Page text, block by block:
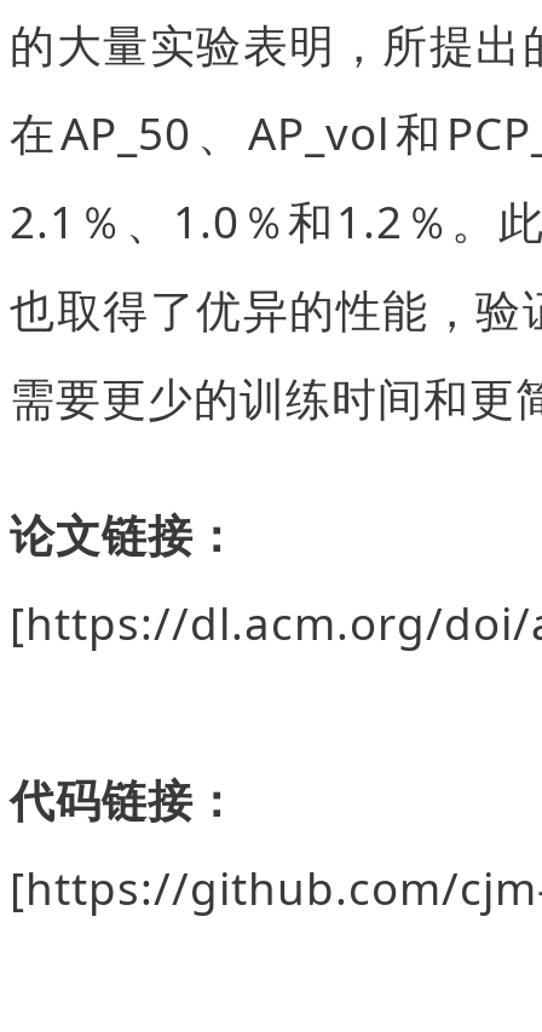
的大量实验表明，所提
在AP_50、AP_vol和
2.1％、1.0％和1.2％。
也取得了优异的性能，
需要更少的训练时间和更
论文链接：
[https://dl.acm.org/doi/
代码链接：
[https://github.com/